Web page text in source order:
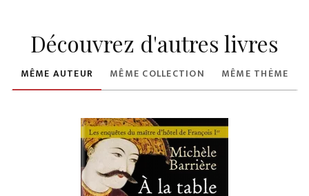
Découvrez d'autres livres
MÊME AUTEUR MÊME COLLECTION MÊME THÈME